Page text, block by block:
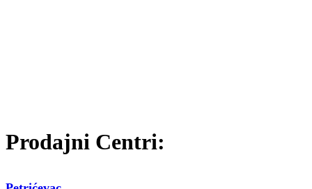
Prodajni Centri: